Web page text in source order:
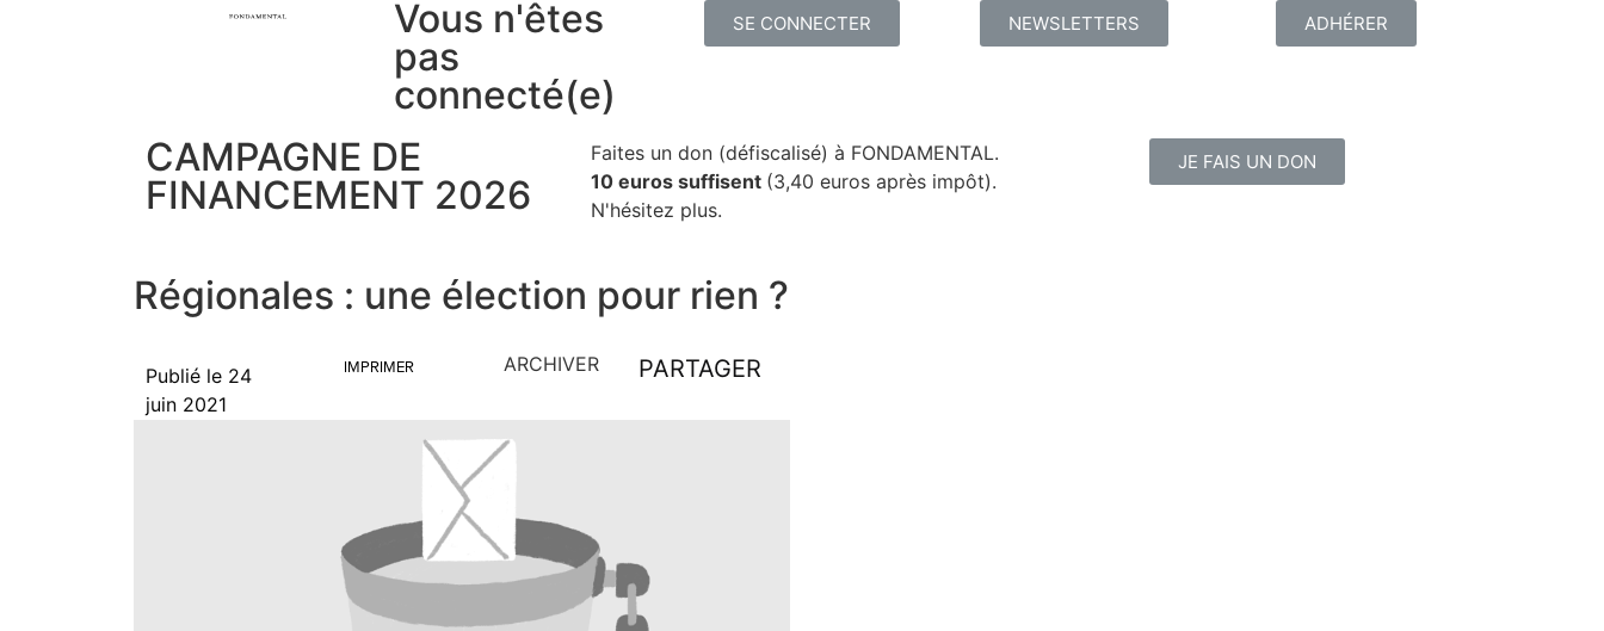
Vous n'êtes
pas
connecté(e)
SE CONNECTER NEWSLETTERS ADHÉRER
CAMPAGNE DE
FINANCEMENT 2026
Faites un don (défiscalisé) à FONDAMENTAL.
10 euros suffisent (3,40 euros après impôt).
N'hésitez plus.
JE FAIS UN DON
Régionales : une élection pour rien ?
Publié le 24
juin 2021
IMPRIMER ARCHIVER PARTAGER